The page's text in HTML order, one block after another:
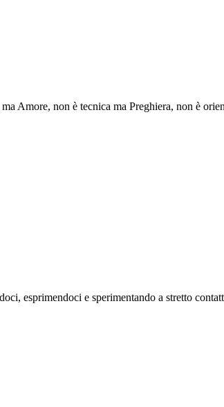
Amore, non è tecnica ma Preghiera, non è
esprimendoci e sperimentando a stretto